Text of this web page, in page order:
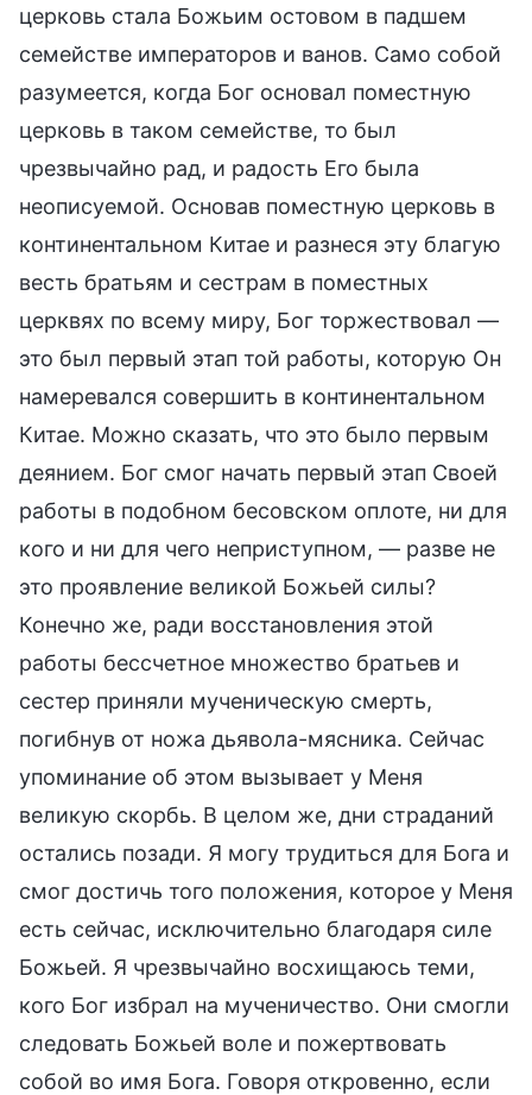
церковь стала Божьим остовом в падшем
семействе императоров и ванов. Само собой
разумеется, когда Бог основал поместную
церковь в таком семействе, то был
чрезвычайно рад, и радость Его была
неописуемой. Основав поместную церковь в
континентальном Китае и разнеся эту благую
весть братьям и сестрам в поместных
церквях по всему миру, Бог торжествовал —
это был первый этап той работы, которую Он
намеревался совершить в континентальном
Китае. Можно сказать, что это было первым
деянием. Бог смог начать первый этап Своей
работы в подобном бесовском оплоте, ни для
кого и ни для чего неприступном, — разве не
это проявление великой Божьей силы?
Конечно же, ради восстановления этой
работы бессчетное множество братьев и
сестер приняли мученическую смерть,
погибнув от ножа дьявола-мясника. Сейчас
упоминание об этом вызывает у Меня
великую скорбь. В целом же, дни страданий
остались позади. Я могу трудиться для Бога и
смог достичь того положения, которое у Меня
есть сейчас, исключительно благодаря силе
Божьей. Я чрезвычайно восхищаюсь теми,
кого Бог избрал на мученичество. Они смогли
следовать Божьей воле и пожертвовать
собой во имя Бога. Говоря откровенно, если